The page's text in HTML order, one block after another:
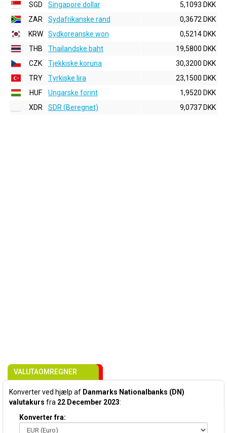
SGD
Singapore dollar
5,1093 DKK
ZAR
Sydafrikanske rand
0,3672 DKK
KRW
Sydkoreanske won
0,5214 DKK
THB
Thailandske baht
19,5800 DKK
CZK
Tjekkiske koruna
30,3200 DKK
TRY
Tyrkiske lira
23,1500 DKK
HUF
Ungarske forint
1,9520 DKK
XDR
SDR (Beregnet) 9,0737 DKK
VALUTAOMREGNER
Konverter ved hjælp af Danmarks Nationalbanks (DN)
valutakurs fra 22 December 2023:
Konverter fra: